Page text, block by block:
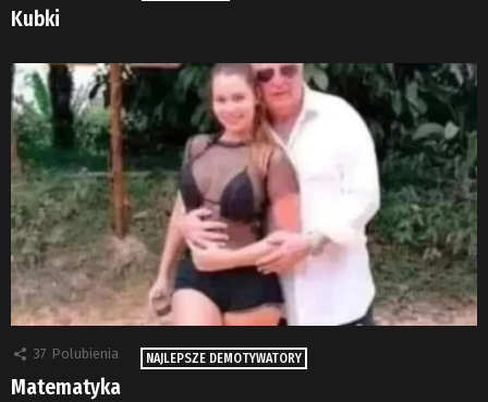
Kubki
37 Polubienia NAJLEPSZE DEMOTYWATORY
Matematyka